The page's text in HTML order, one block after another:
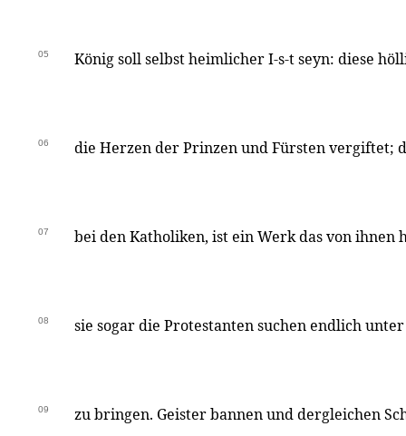
05 König soll selbst heimlicher I-s-t seyn: diese
06 die Herzen der Prinzen und Fürsten vergiftet;
07 bei den Katholiken, ist ein Werk das von
08 sie sogar die Protestanten suchen endlich
09 zu bringen. Geister bannen und dergleichen